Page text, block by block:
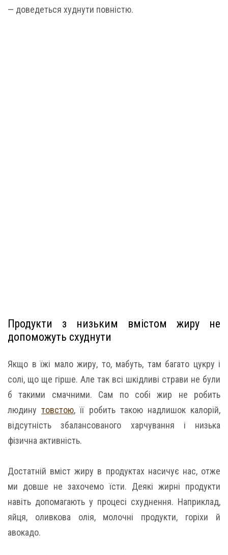
— доведеться худнути повністю.
Продукти з низьким вмістом жиру не
допоможуть схуднути
Якщо в їжі мало жиру, то, мабуть, там багато цукру і
солі, що ще гірше. Але так всі шкідливі страви не були
б такими смачними. Сам по собі жир не робить
людинутовстою, її робить такою надлишок калорій,
відсутність збалансованого харчування і низька
фізична активність.
Достатній вміст жиру в продуктах насичує нас, отже
ми довше не захочемо їсти. Деякі жирні продукти
навіть допомагають у процесі схуднення. Наприклад,
яйця, оливкова олія, молочні продукти, горіхи й
авокадо.